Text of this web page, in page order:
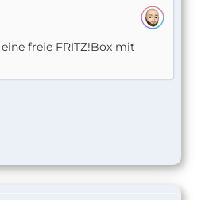
freie FRITZ!Box mit